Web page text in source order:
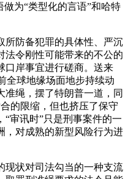
为“类型化的言语”和哈特
防备犯罪的具体性、严沉
法令刚性可能带来的不公的
口岸事宜进行磋商。送来
全球地缘场面地步持续动
准绳，摆了特朗普一道，同
的限缩，但也挤压了保守
“审讯时”只是刑事案件的一
，对成熟的新型风险行为进
状对司法勾当的一种支流